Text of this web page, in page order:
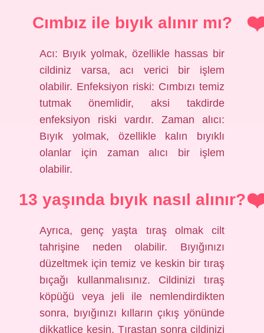
Cımbız ile bıyık alınır mı?
Acı: Bıyık yolmak, özellikle hassas bir
cildiniz varsa, acı verici bir işlem
olabilir. Enfeksiyon riski: Cımbızı temiz
tutmak önemlidir, aksi takdirde
enfeksiyon riski vardır. Zaman alıcı:
Bıyık yolmak, özellikle kalın bıyıklı
olanlar için zaman alıcı bir işlem
olabilir.
13 yaşında bıyık nasıl alınır?
Ayrıca, genç yaşta tıraş olmak cilt
tahrişine neden olabilir. Bıyığınızı
düzeltmek için temiz ve keskin bir tıraş
bıçağı kullanmalısınız. Cildinizi tıraş
köpüğü veya jeli ile nemlendirdikten
sonra, bıyığınızı kılların çıkış yönünde
dikkatlice kesin. Tıraştan sonra cildinizi